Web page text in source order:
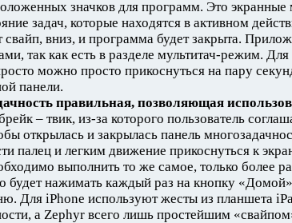
значков для программ. Это
задач, которые находятся в активном
свайп, вниз, и программа будет закрыта.
так как есть в разделе мультитач-режим.
можно просто прикоснуться на пару
панели.
правильная, позволяющая
– твик, из-за которого пользователь
открылась и закрылась панель
палец и легким движение прикоснуться к
выполнить то же самое, только более
будет нажимать каждый раз на кнопку
Для iPhone используют жесты из планшета
а Zephyr всего лишь простейшим